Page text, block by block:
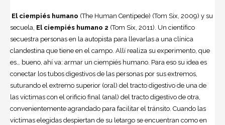
El ciempiés humano (The Human Centipede) (Tom Six, 2009) y su
secuela, El ciempiés humano 2 (Tom Six, 2011). Un científico
secuestra personas en la autopista para llevarlas a una clínica
clandestina que tiene en el campo. Allí realiza su experimento, que
es… bueno, ahí va: armar un ciempiés humano. Para eso su idea es
conectar los tubos digestivos de las personas por sus extremos,
suturando el extremo superior (oral) del tracto digestivo de una de
las víctimas con el orificio final (anal) del tracto digestivo de otra,
convenientemente agrandado para facilitar el tránsito. Cuando las
víctimas elegidas despiertan de su letargo se encuentran como en